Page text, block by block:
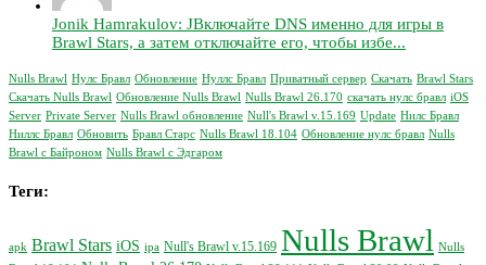
Jonik Hamrakulov: JВключайте DNS именно для игры в
Brawl Stars, а затем отключайте его, чтобы избе...
Nulls Brawl Нулс Бравл Обновление Нуллс Бравл Приватный сервер Скачать Brawl Stars
Скачать Nulls Brawl Обновление Nulls Brawl Nulls Brawl 26.170 скачать нулс бравл iOS
Server Private Server Nulls Brawl обновление Null's Brawl v.15.169 Update Нилс Бравл
Ниллс Бравл Обновить Бравл Старс Nulls Brawl 18.104 Обновление нулс бравл Nulls
Brawl с Байроном Nulls Brawl с Эдгаром
Теги:
apk Brawl Stars iOS ipa Null's Brawl v.15.169 Nulls Brawl Nulls